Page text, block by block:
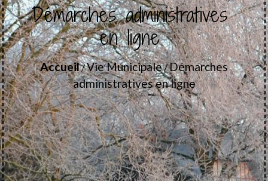
Démarches administratives
en ligne
Accueil/Vie Municipale/Démarches
administratives en ligne